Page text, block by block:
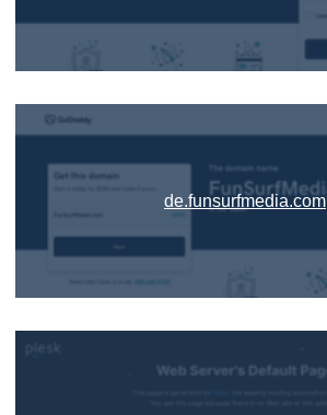
de.funsurfmedia.com